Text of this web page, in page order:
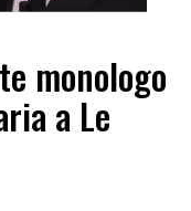
monologo
a Le